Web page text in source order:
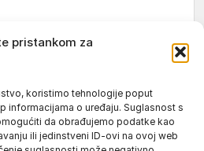
pristankom za
koristimo tehnologije poput
informacijama o uređaju. Suglasnost s
da obrađujemo podatke kao
ili jedinstveni ID-ovi na ovoj web
sezonska pomoćna radnica